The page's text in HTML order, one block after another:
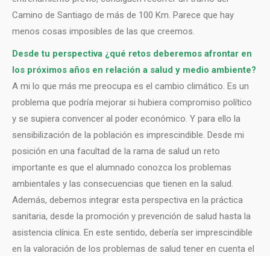
Camino de Santiago de más de 100 Km. Parece que hay
menos cosas imposibles de las que creemos.
Desde tu perspectiva ¿qué retos deberemos afrontar en
los próximos años en relación a salud y medio ambiente?
A mi lo que más me preocupa es el cambio climático. Es un
problema que podría mejorar si hubiera compromiso político
y se supiera convencer al poder económico. Y para ello la
sensibilización de la población es imprescindible. Desde mi
posición en una facultad de la rama de salud un reto
importante es que el alumnado conozca los problemas
ambientales y las consecuencias que tienen en la salud.
Además, debemos integrar esta perspectiva en la práctica
sanitaria, desde la promoción y prevención de salud hasta la
asistencia clínica. En este sentido, debería ser imprescindible
en la valoración de los problemas de salud tener en cuenta el